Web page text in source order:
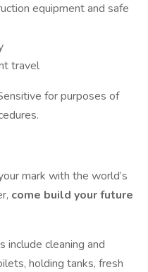
equipment and safe
travel
for purposes of
mark with the world’s
come build your future
include cleaning and
holding tanks, fresh